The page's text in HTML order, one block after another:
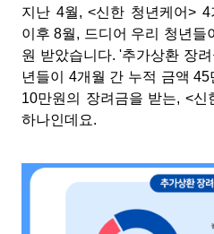
지난 4월, <신한 청년케어>
이후 8월, 드디어 우리 청년들
원 받았습니다. '추가상환 장
년들이 4개월 간 누적 금액
10만원의 장려금을 받는, <
하나인데요.